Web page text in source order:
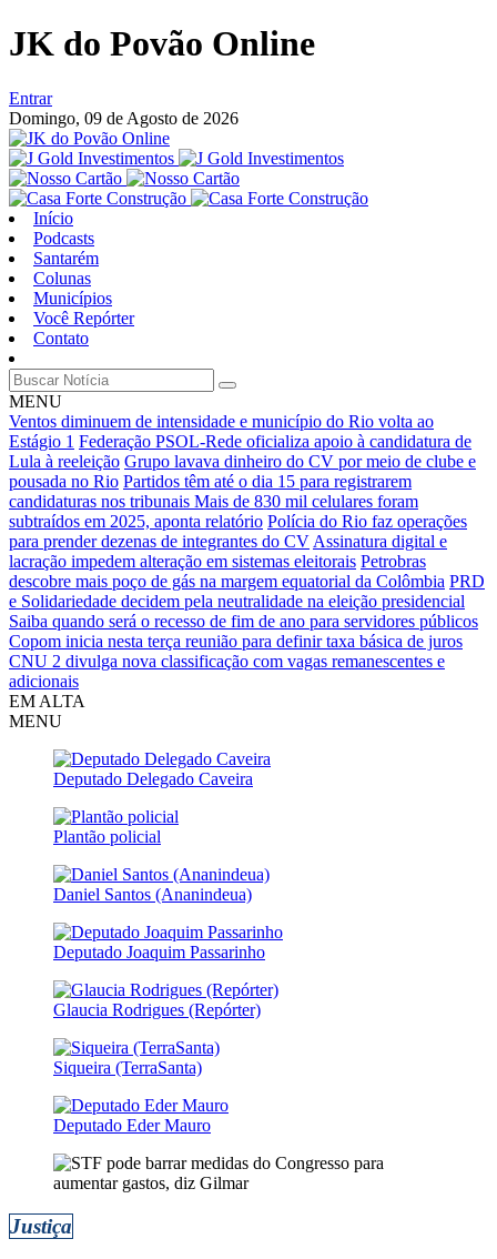
JK do Povão Online
Entrar
Domingo, 09 de Agosto de 2026
Início
Podcasts
Santarém
Colunas
Municípios
Você Repórter
Contato
MENU
Ventos diminuem de intensidade e município do Rio volta ao
Estágio 1 Federação PSOL-Rede oficializa apoio à candidatura de
Lula à reeleição Grupo lavava dinheiro do CV por meio de clube e
pousada no Rio Partidos têm até o dia 15 para registrarem
candidaturas nos tribunais Mais de 830 mil celulares foram
subtraídos em 2025, aponta relatório Polícia do Rio faz operações
para prender dezenas de integrantes do CV Assinatura digital e
lacração impedem alteração em sistemas eleitorais Petrobras
descobre mais poço de gás na margem equatorial da Colômbia PRD
e Solidariedade decidem pela neutralidade na eleição presidencial
Saiba quando será o recesso de fim de ano para servidores públicos
Copom inicia nesta terça reunião para definir taxa básica de juros
CNU 2 divulga nova classificação com vagas remanescentes e
adicionais
EM ALTA
MENU
Deputado Delegado Caveira
Plantão policial
Daniel Santos (Ananindeua)
Deputado Joaquim Passarinho
Glaucia Rodrigues (Repórter)
Siqueira (TerraSanta)
Deputado Eder Mauro
Justiça